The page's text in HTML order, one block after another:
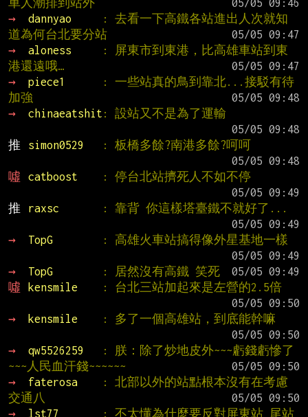
車人潮排到站外
→
dannyao
: 去看一下高鐵各站進出人次就知
道為何台北要分站
→
aloness
: 屏東市到東港，比高雄車站到東
港還遠哦…
→
piece1
: 一些站真的鳥到靠北...接駁有待
加強
→
chinaeatshit : 設站又不是為了運輸
推
simon0529
: 板橋多餘?南港多餘?呵呵
噓
catboost
: 停台北站擠死人不如不停
推
raxsc
: 靠背 你這樣塔臺鐵不就好了...
→
TopG
: 高雄火車站搞得像外星基地一樣
→
TopG : 居然沒有高鐵 笑死
噓
kensmile
: 台北三站加起來是左營的2.5倍
→
kensmile
: 多了一個高雄站，到底能幹嘛
→
qw5526259
: 朕：除了炒地皮外~~~虧錢虧慘了
~~~人民血汗錢~~~~~~
→
faterosa
: 北部以外的站點根本沒有在考慮
交通八
→
lst77 : 不太懂為什麼要反對屏東站 尾站